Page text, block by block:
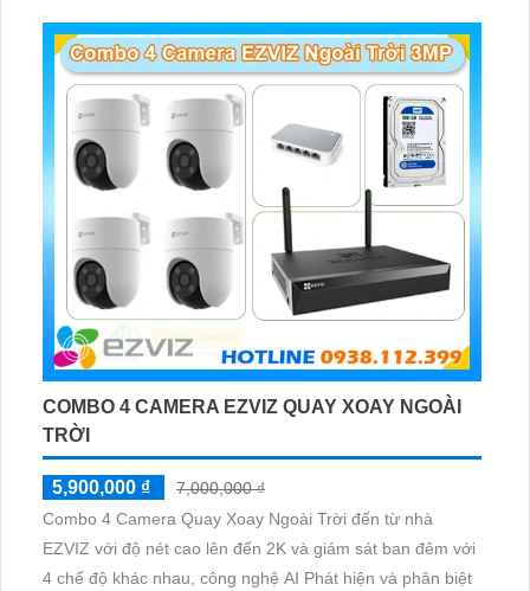
COMBO 4 CAMERA EZVIZ QUAY XOAY NGOÀI
TRỜI
5,900,000 ₫
7,000,000 ₫
Combo 4 Camera Quay Xoay Ngoài Trời đến từ nhà
EZVIZ với độ nét cao lên đến 2K và giám sát ban đêm với
4 chế độ khác nhau, công nghệ AI Phát hiện và phân biệt